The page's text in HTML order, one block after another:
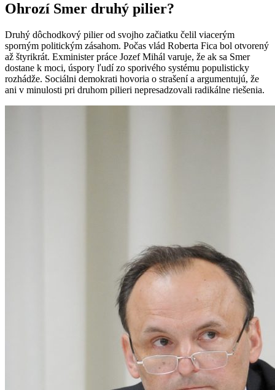
Ohrozí Smer druhý pilier?
Druhý dôchodkový pilier od svojho začiatku čelil viacerým
sporným politickým zásahom. Počas vlád Roberta Fica bol otvorený
až štyrikrát. Exminister práce Jozef Mihál varuje, že ak sa Smer
dostane k moci, úspory ľudí zo sporivého systému populisticky
rozhádže. Sociálni demokrati hovoria o strašení a argumentujú, že
ani v minulosti pri druhom pilieri nepresadzovali radikálne riešenia.